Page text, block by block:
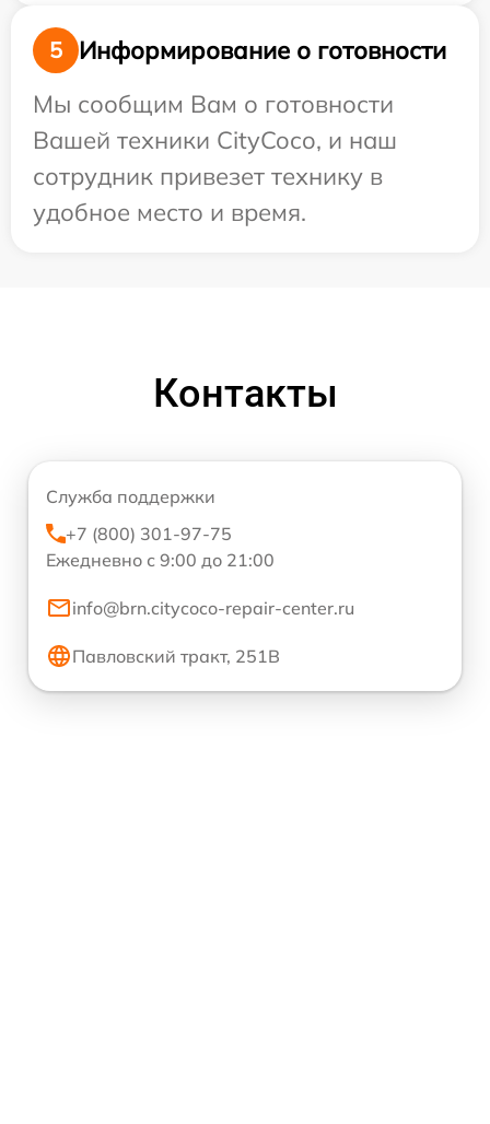
5
Информирование о готовности
Мы сообщим Вам о готовности
Вашей техники CityCoco, и наш
сотрудник привезет технику в
удобное место и время.
Контакты
Служба поддержки
+7 (800) 301-97-75
Ежедневно с 9:00 до 21:00
info@brn.citycoco-repair-center.ru
Павловский тракт, 251В